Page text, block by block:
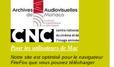
Pour les utilisateurs de Mac
Notre site est optimisé pour le navigateur
FireFox que vous pouvez télécharger